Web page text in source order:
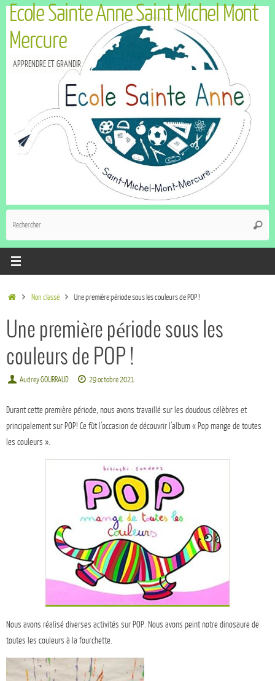
Ecole Sainte Anne Saint Michel Mont
Mercure
APPRENDRE ET GRANDIR
Non classé Une première période sous les couleurs de POP !
Une première période sous les
couleurs de POP !
Audrey GOURRAUD 29 octobre 2021
Durant cette première période, nous avons travaillé sur les doudous célèbres et
principalement sur POP! Ce fût l’occasion de découvrir l’album « Pop mange de toutes
les couleurs ».
Nous avons réalisé diverses activités sur POP. Nous avons peint notre dinosaure de
toutes les couleurs à la fourchette.